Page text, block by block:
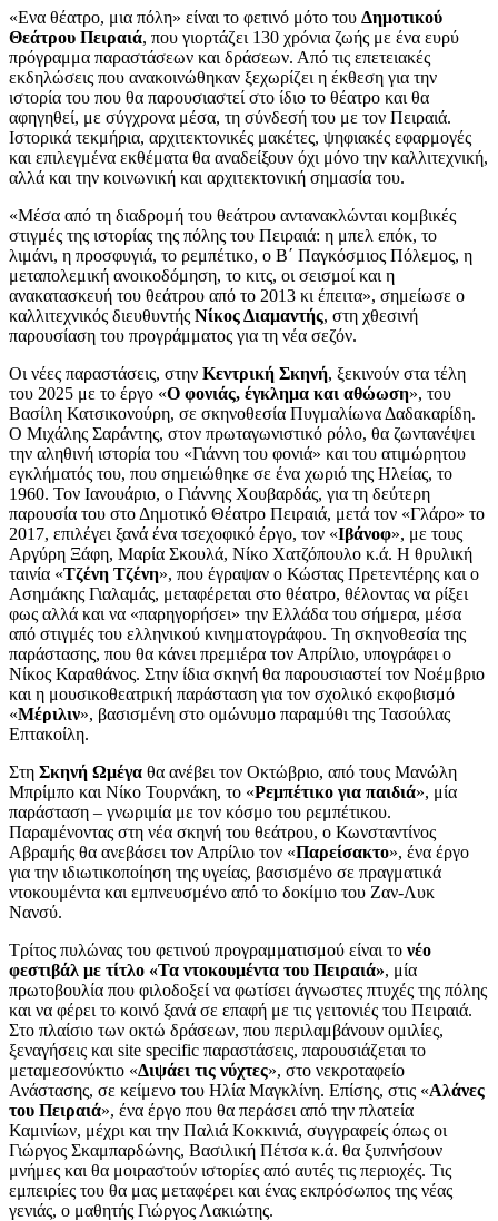
«Ενα θέατρο, μια πόλη» είναι το φετινό μότο του Δημοτικού
Θεάτρου Πειραιά, που γιορτάζει 130 χρόνια ζωής με ένα ευρύ
πρόγραμμα παραστάσεων και δράσεων. Από τις επετειακές
εκδηλώσεις που ανακοινώθηκαν ξεχωρίζει η έκθεση για την
ιστορία του που θα παρουσιαστεί στο ίδιο το θέατρο και θα
αφηγηθεί, με σύγχρονα μέσα, τη σύνδεσή του με τον Πειραιά.
Ιστορικά τεκμήρια, αρχιτεκτονικές μακέτες, ψηφιακές εφαρμογές
και επιλεγμένα εκθέματα θα αναδείξουν όχι μόνο την καλλιτεχνική,
αλλά και την κοινωνική και αρχιτεκτονική σημασία του.
«Μέσα από τη διαδρομή του θεάτρου αντανακλώνται κομβικές
στιγμές της ιστορίας της πόλης του Πειραιά: η μπελ επόκ, το
λιμάνι, η προσφυγιά, το ρεμπέτικο, ο Β΄ Παγκόσμιος Πόλεμος, η
μεταπολεμική ανοικοδόμηση, το κιτς, οι σεισμοί και η
ανακατασκευή του θεάτρου από το 2013 κι έπειτα», σημείωσε ο
καλλιτεχνικός διευθυντής Νίκος Διαμαντής, στη χθεσινή
παρουσίαση του προγράμματος για τη νέα σεζόν.
Οι νέες παραστάσεις, στην Κεντρική Σκηνή, ξεκινούν στα τέλη
του 2025 με το έργο «Ο φονιάς, έγκλημα και αθώωση», του
Βασίλη Κατσικονούρη, σε σκηνοθεσία Πυγμαλίωνα Δαδακαρίδη.
Ο Μιχάλης Σαράντης, στον πρωταγωνιστικό ρόλο, θα ζωντανέψει
την αληθινή ιστορία του «Γιάννη του φονιά» και του ατιμώρητου
εγκλήματός του, που σημειώθηκε σε ένα χωριό της Ηλείας, το
1960. Τον Ιανουάριο, ο Γιάννης Χουβαρδάς, για τη δεύτερη
παρουσία του στο Δημοτικό Θέατρο Πειραιά, μετά τον «Γλάρο» το
2017, επιλέγει ξανά ένα τσεχοφικό έργο, τον «Ιβάνοφ», με τους
Αργύρη Ξάφη, Μαρία Σκουλά, Νίκο Χατζόπουλο κ.ά. Η θρυλική
ταινία «Τζένη Τζένη», που έγραψαν ο Κώστας Πρετεντέρης και ο
Ασημάκης Γιαλαμάς, μεταφέρεται στο θέατρο, θέλοντας να ρίξει
φως αλλά και να «παρηγορήσει» την Ελλάδα του σήμερα, μέσα
από στιγμές του ελληνικού κινηματογράφου. Τη σκηνοθεσία της
παράστασης, που θα κάνει πρεμιέρα τον Απρίλιο, υπογράφει ο
Νίκος Καραθάνος. Στην ίδια σκηνή θα παρουσιαστεί τον Νοέμβριο
και η μουσικοθεατρική παράσταση για τον σχολικό εκφοβισμό
«Μέριλιν», βασισμένη στο ομώνυμο παραμύθι της Τασούλας
Επτακοίλη.
Στη Σκηνή Ωμέγα θα ανέβει τον Οκτώβριο, από τους Μανώλη
Μπρίμπο και Νίκο Τουρνάκη, το «Ρεμπέτικο για παιδιά», μία
παράσταση – γνωριμία με τον κόσμο του ρεμπέτικου.
Παραμένοντας στη νέα σκηνή του θεάτρου, ο Κωνσταντίνος
Αβραμής θα ανεβάσει τον Απρίλιο τον «Παρείσακτο», ένα έργο
για την ιδιωτικοποίηση της υγείας, βασισμένο σε πραγματικά
ντοκουμέντα και εμπνευσμένο από το δοκίμιο του Ζαν-Λυκ
Νανσύ.
Τρίτος πυλώνας του φετινού προγραμματισμού είναι το νέο
φεστιβάλ με τίτλο «Τα ντοκουμέντα του Πειραιά», μία
πρωτοβουλία που φιλοδοξεί να φωτίσει άγνωστες πτυχές της πόλης
και να φέρει το κοινό ξανά σε επαφή με τις γειτονιές του Πειραιά.
Στο πλαίσιο των οκτώ δράσεων, που περιλαμβάνουν ομιλίες,
ξεναγήσεις και site specific παραστάσεις, παρουσιάζεται το
μεταμεσονύκτιο «Διψάει τις νύχτες», στο νεκροταφείο
Ανάστασης, σε κείμενο του Ηλία Μαγκλίνη. Επίσης, στις «Αλάνες
του Πειραιά», ένα έργο που θα περάσει από την πλατεία
Καμινίων, μέχρι και την Παλιά Κοκκινιά, συγγραφείς όπως οι
Γιώργος Σκαμπαρδώνης, Βασιλική Πέτσα κ.ά. θα ξυπνήσουν
μνήμες και θα μοιραστούν ιστορίες από αυτές τις περιοχές. Τις
εμπειρίες του θα μας μεταφέρει και ένας εκπρόσωπος της νέας
γενιάς, ο μαθητής Γιώργος Λακιώτης.